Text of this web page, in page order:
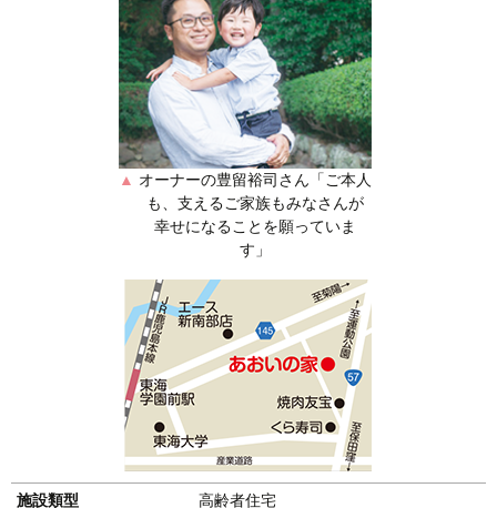
▲ オーナーの豊留裕司さん「ご本人
も、支えるご家族もみなさんが
幸せになることを願っていま
す」
施設類型
高齢者住宅